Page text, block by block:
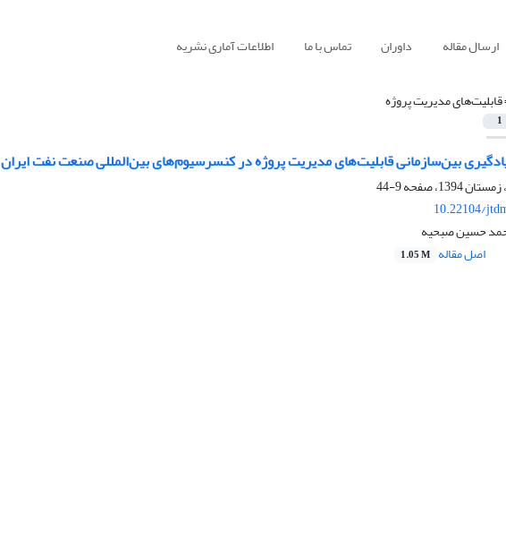
ارسال مقاله داوران تماس با ما اطلاعات آماری نشریه
قابلیت‌های مدیریت پروژه
1
بین‌سازمانی قابلیت‌های مدیریت پروژه در کنسرسیوم‌های بین‌المللی صنعت نفت ایران
9-44
10.22104/
حسین صبحیه
اصل مقاله 1.05 M